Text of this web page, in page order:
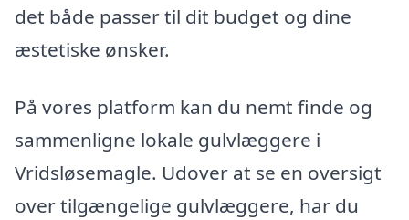
det både passer til dit budget og dine
æstetiske ønsker.
På vores platform kan du nemt finde og
sammenligne lokale gulvlæggere i
Vridsløsemagle. Udover at se en oversigt
over tilgængelige gulvlæggere, har du